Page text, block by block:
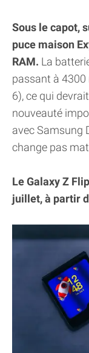
Sous le capot,
puce maison
RAM. La
passant à 4300
6), ce qui
nouveauté
avec Samsung
change pas
Le Galaxy Z
juillet, à partir